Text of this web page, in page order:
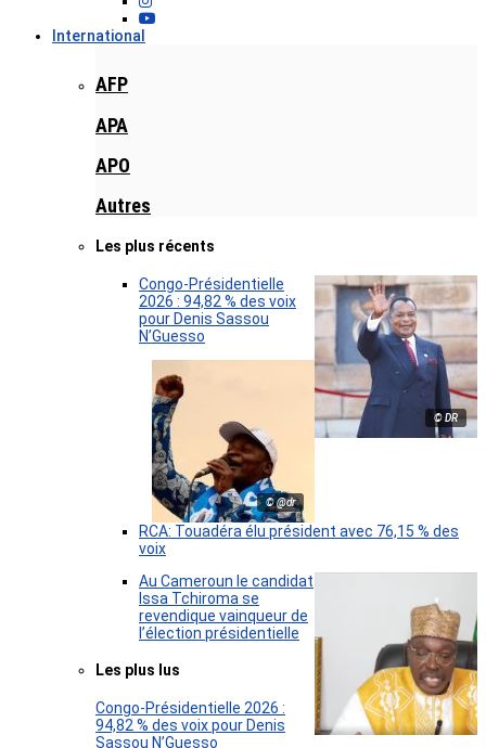
International
AFP
APA
APO
Autres
Les plus récents
© DR
Congo-Présidentielle
2026 : 94,82 % des voix
pour Denis Sassou
N’Guesso
© @dr
RCA: Touadéra élu président avec 76,15 % des
voix
Au Cameroun le candidat
Issa Tchiroma se
revendique vainqueur de
l’élection présidentielle
Les plus lus
Congo-Présidentielle 2026 :
94,82 % des voix pour Denis
Sassou N’Guesso